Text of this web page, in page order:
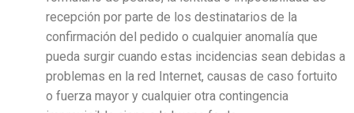
recepción por parte de los destinatarios de la
confirmación del pedido o cualquier anomalía que
pueda surgir cuando estas incidencias sean debidas a
problemas en la red Internet, causas de caso fortuito
o fuerza mayor y cualquier otra contingencia